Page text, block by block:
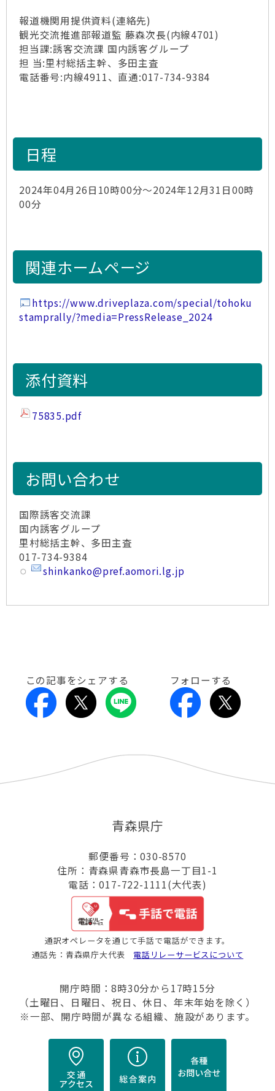
報道機関用提供資料(連絡先)
観光交流推進部報道監 藤森次長(内線4701)
担当課:誘客交流課 国内誘客グループ
担 当:里村総括主幹、多田主査
電話番号:内線4911、直通:017-734-9384
日程
2024年04月26日10時00分～2024年12月31日00時
00分
関連ホームページ
https://www.driveplaza.com/special/tohoku
stamprally/?media=PressRelease_2024
添付資料
75835.pdf
お問い合わせ
国際誘客交流課
国内誘客グループ
里村総括主幹、多田主査
017-734-9384
shinkanko@pref.aomori.lg.jp
この記事をシェアする フォローする
青森県庁
郵便番号：030-8570
住所：青森県青森市長島一丁目1-1
電話：017-722-1111(大代表)
通訳オペレータを通じて手話で電話ができます。
通話先：青森県庁大代表 電話リレーサービスについて
開庁時間：8時30分から17時15分
（土曜日、日曜日、祝日、休日、年末年始を除く）
※一部、開庁時間が異なる組織、施設があります。